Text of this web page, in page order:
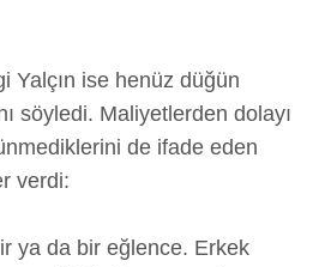
Yalçın ise henüz düğün
söyledi. Maliyetlerden dolayı
de ifade eden
verdi:
ya da bir eğlence. Erkek